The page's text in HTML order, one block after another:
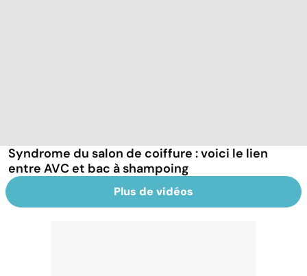
Syndrome du salon de coiffure : voici le lien
entre AVC et bac à shampoing
Plus de vidéos